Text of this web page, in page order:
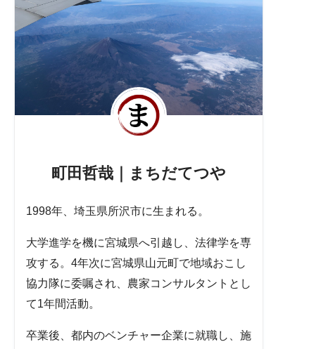
町田哲哉｜まちだてつや
1998年、埼玉県所沢市に生まれる。
大学進学を機に宮城県へ引越し、法律学を専
攻する。4年次に宮城県山元町で地域おこし
協力隊に委嘱され、農家コンサルタントとし
て1年間活動。
卒業後、都内のベンチャー企業に就職し、施